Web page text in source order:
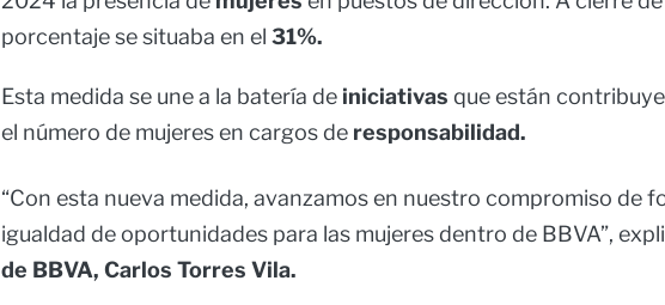
porcentaje se situaba en el 31%.
Esta medida se une a la batería de iniciativas que están
el número de mujeres en cargos de responsabilidad.
“Con esta nueva medida, avanzamos en nuestro compromiso de
igualdad de oportunidades para las mujeres dentro de BBVA”,
de BBVA, Carlos Torres Vila.